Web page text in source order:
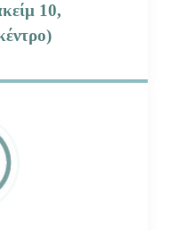
10,